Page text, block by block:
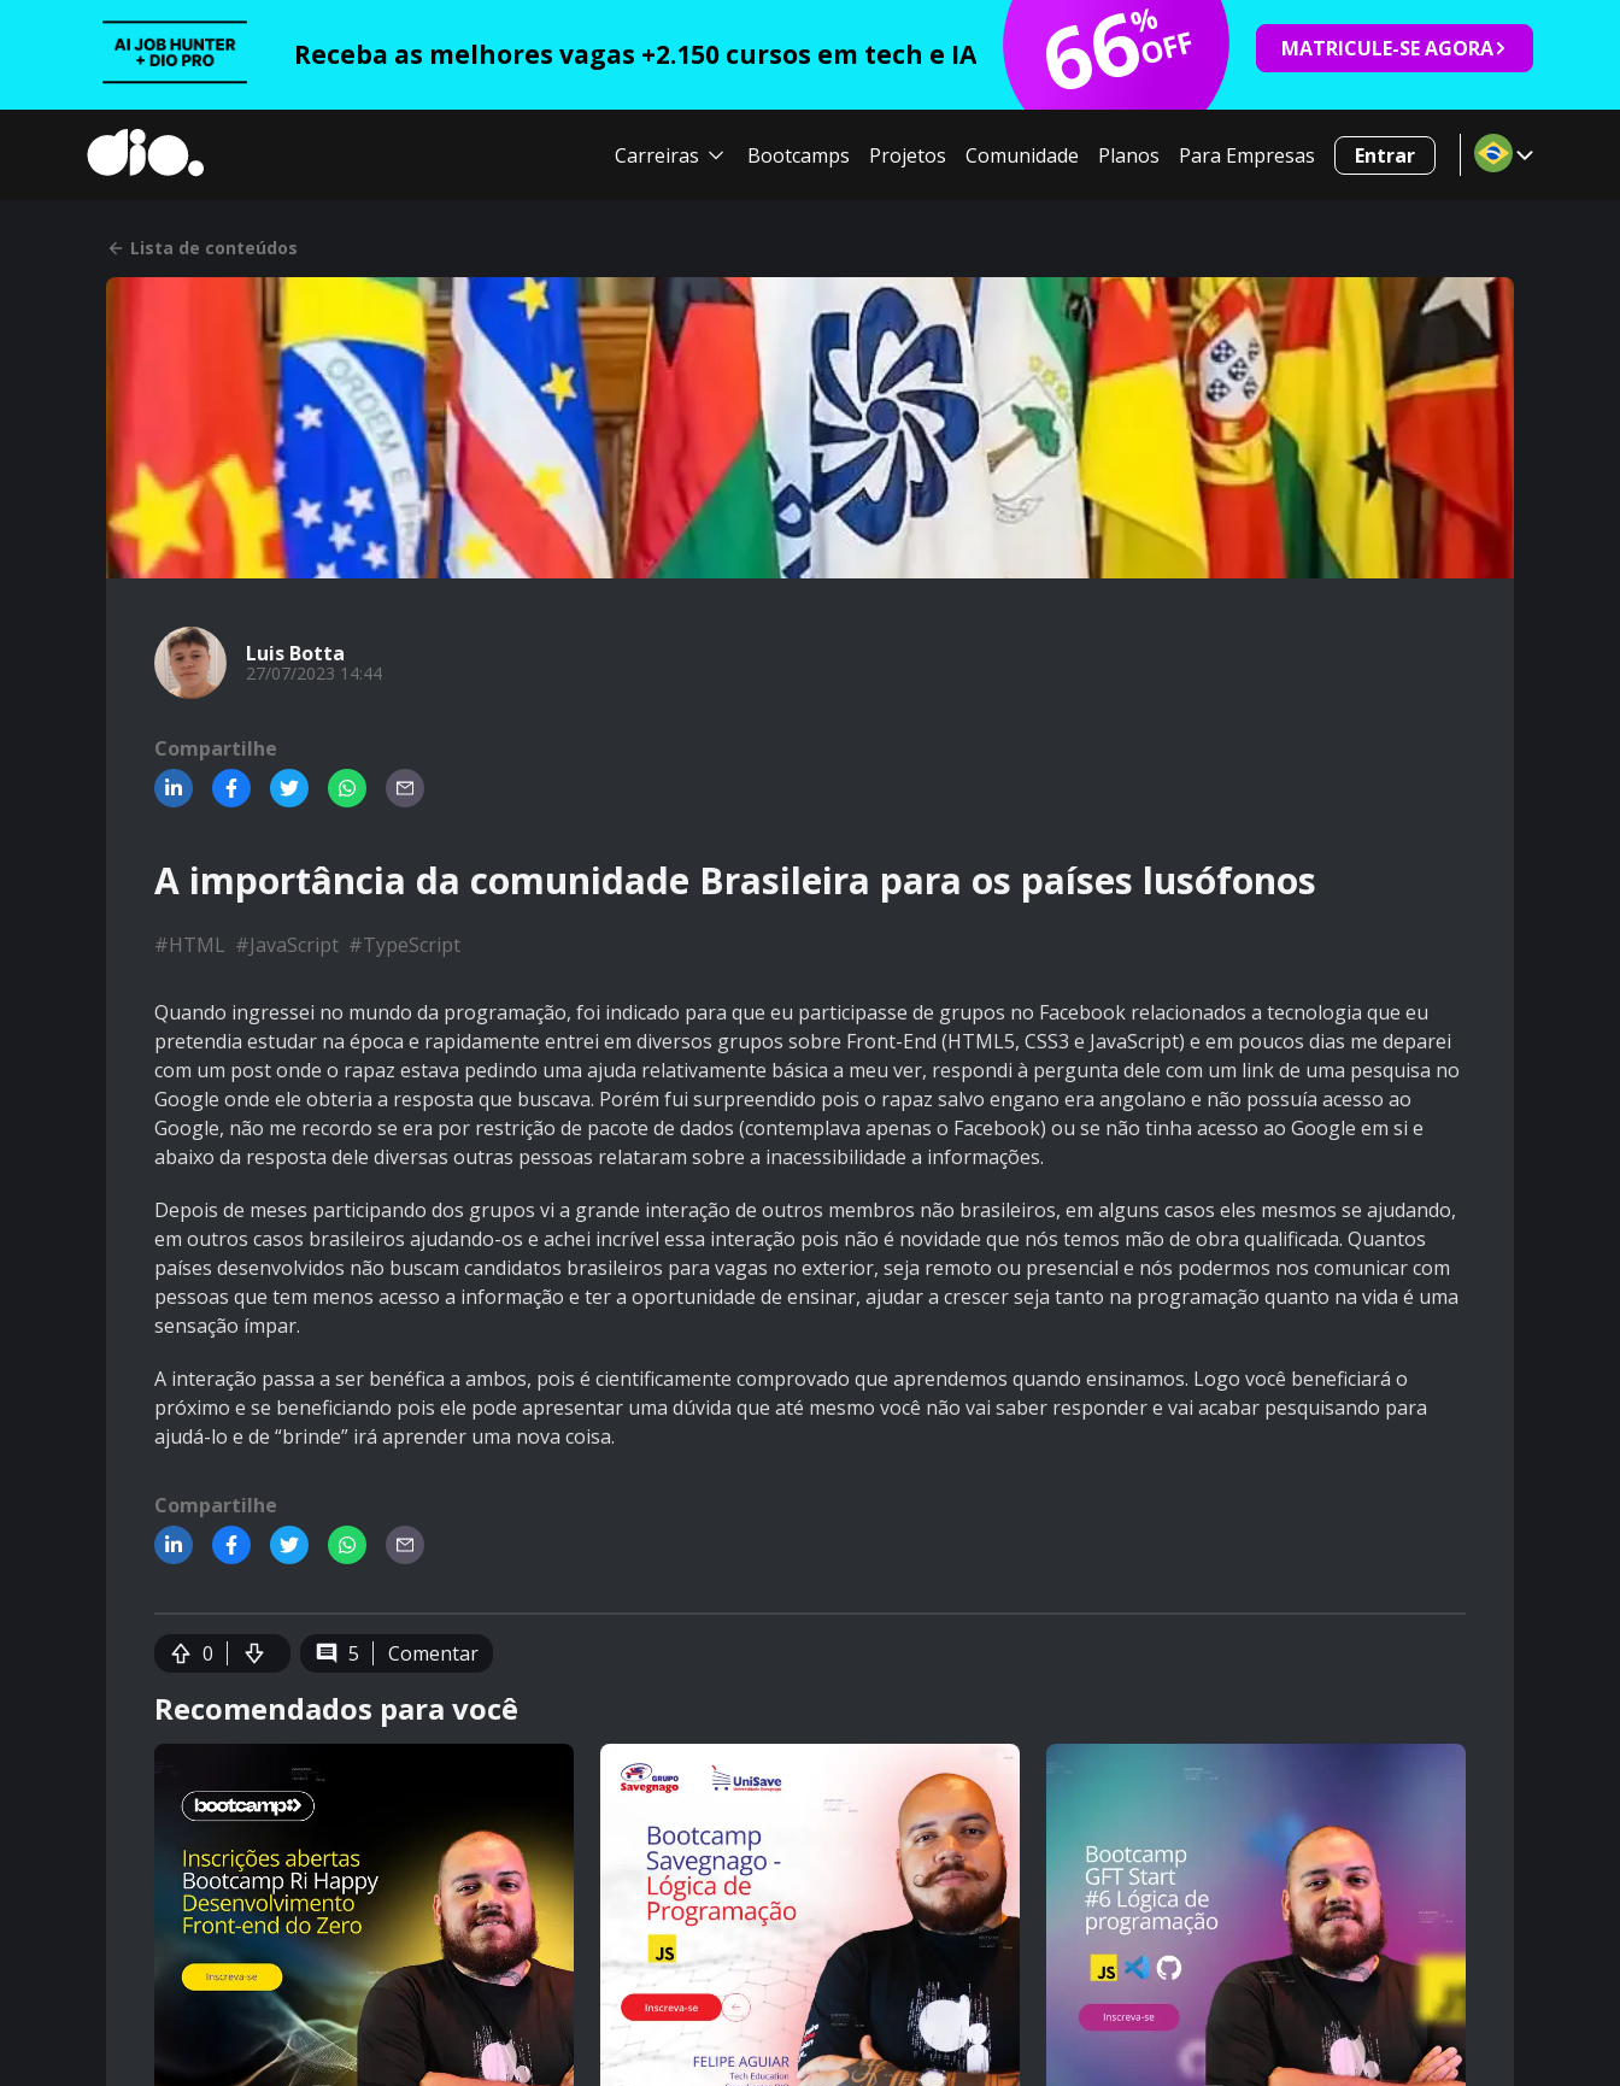
Receba as melhores vagas +2.150 cursos em tech e IA 66
%
OFF MATRICULE-SE AGORA
Carreiras Bootcamps Projetos Comunidade Planos Para Empresas Entrar
Lista de conteúdos
Luis Botta
27/07/2023 14:44
Compartilhe
A importância da comunidade Brasileira para os países lusófonos
#HTML #JavaScript #TypeScript
Quando ingressei no mundo da programação, foi indicado para que eu participasse de grupos no Facebook relacionados a tecnologia que eu
pretendia estudar na época e rapidamente entrei em diversos grupos sobre Front-End (HTML5, CSS3 e JavaScript) e em poucos dias me deparei
com um post onde o rapaz estava pedindo uma ajuda relativamente básica a meu ver, respondi à pergunta dele com um link de uma pesquisa no
Google onde ele obteria a resposta que buscava. Porém fui surpreendido pois o rapaz salvo engano era angolano e não possuía acesso ao
Google, não me recordo se era por restrição de pacote de dados (contemplava apenas o Facebook) ou se não tinha acesso ao Google em si e
abaixo da resposta dele diversas outras pessoas relataram sobre a inacessibilidade a informações.
Depois de meses participando dos grupos vi a grande interação de outros membros não brasileiros, em alguns casos eles mesmos se ajudando,
em outros casos brasileiros ajudando-os e achei incrível essa interação pois não é novidade que nós temos mão de obra qualificada. Quantos
países desenvolvidos não buscam candidatos brasileiros para vagas no exterior, seja remoto ou presencial e nós podermos nos comunicar com
pessoas que tem menos acesso a informação e ter a oportunidade de ensinar, ajudar a crescer seja tanto na programação quanto na vida é uma
sensação ímpar.
A interação passa a ser benéfica a ambos, pois é cientificamente comprovado que aprendemos quando ensinamos. Logo você beneficiará o
próximo e se beneficiando pois ele pode apresentar uma dúvida que até mesmo você não vai saber responder e vai acabar pesquisando para
ajudá-lo e de “brinde” irá aprender uma nova coisa.
Compartilhe
0 5 Comentar
Recomendados para você